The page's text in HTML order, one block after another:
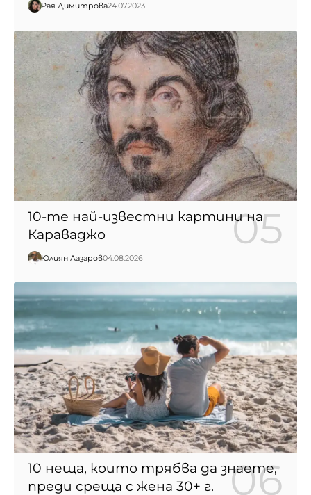
Рая Димитрова24.07.2023
10-те най-известни картини на
Караваджо
Юлиян Лазаров04.08.2026
10 неща, които трябва да знаете,
преди среща с жена 30+ г.